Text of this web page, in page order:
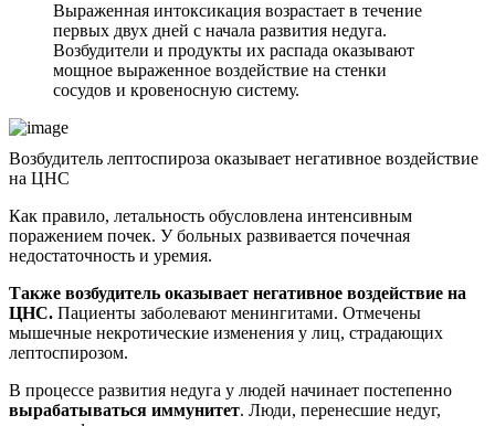
Выраженная интоксикация возрастает в течение
первых двух дней с начала развития недуга.
Возбудители и продукты их распада оказывают
мощное выраженное воздействие на стенки
сосудов и кровеносную систему.
Возбудитель лептоспироза оказывает негативное воздействие
на ЦНС
Как правило, летальность обусловлена интенсивным
поражением почек. У больных развивается почечная
недостаточность и уремия.
Также возбудитель оказывает негативное воздействие на
ЦНС. Пациенты заболевают менингитами. Отмечены
мышечные некротические изменения у лиц, страдающих
лептоспирозом.
В процессе развития недуга у людей начинает постепенно
вырабатываться иммунитет. Люди, перенесшие недуг,